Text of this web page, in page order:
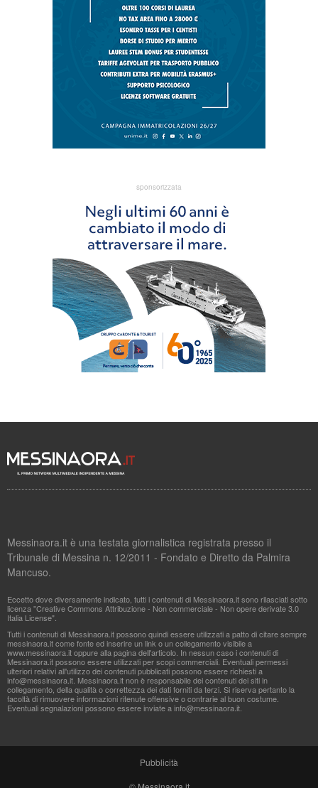
sponsorizzata
Messinaora.it è una testata giornalistica registrata presso il
Tribunale di Messina n. 12/2011 - Fondato e Diretto da Palmira
Mancuso.
Eccetto dove diversamente indicato, tutti i contenuti di Messinaora.it sono rilasciati sotto
licenza "Creative Commons Attribuzione - Non commerciale - Non opere derivate 3.0
Italia License".
Tutti i contenuti di Messinaora.it possono quindi essere utilizzati a patto di citare sempre
messinaora.it come fonte ed inserire un link o un collegamento visibile a
www.messinaora.it oppure alla pagina dell'articolo. In nessun caso i contenuti di
Messinaora.it possono essere utilizzati per scopi commerciali. Eventuali permessi
ulteriori relativi all'utilizzo dei contenuti pubblicati possono essere richiesti a
info@messinaora.it . Messinaora.it non è responsabile dei contenuti dei siti in
collegamento, della qualità o correttezza dei dati forniti da terzi. Si riserva pertanto la
facoltà di rimuovere informazioni ritenute offensive o contrarie al buon costume.
Eventuali segnalazioni possono essere inviate ainfo@messinaora.it
Pubblicità